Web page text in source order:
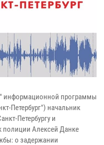
информационной программы
Петербург") начальник
Петербургу и
полиции Алексей Данке
о задержании